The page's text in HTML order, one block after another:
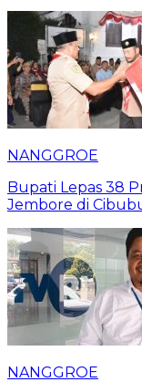
NANGGROE
Bupati Lepas 38
Jembore di
NANGGROE